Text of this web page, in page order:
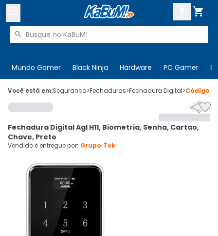

Buscar produtos

Mundo Gamer Black Ninja Hardware PC Gamer
 Olá. Acesse sua conta
 Departamentos
Cupons
Ativar tradutor em libras
CADASTRE-SE
Você está em:Segurança>Fechaduras>Fechadura Digital>Código

Fechadura Digital Agl H11, Biometria, Senha, Cartao,
Chave, Preto
Vendido e entregue por: Grupo.Tek